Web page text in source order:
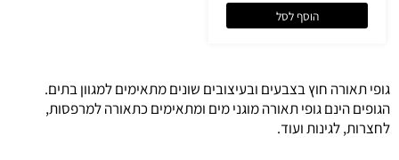
הוסף לסל
גופי תאורה חוץ בצבעים ובעיצובים שונים מתאימים למגוון בתים.
הגופים הינם גופי תאורה מוגני מים ומתאימים כתאורה למרפסות,
לחצרות, לגינות ועוד.